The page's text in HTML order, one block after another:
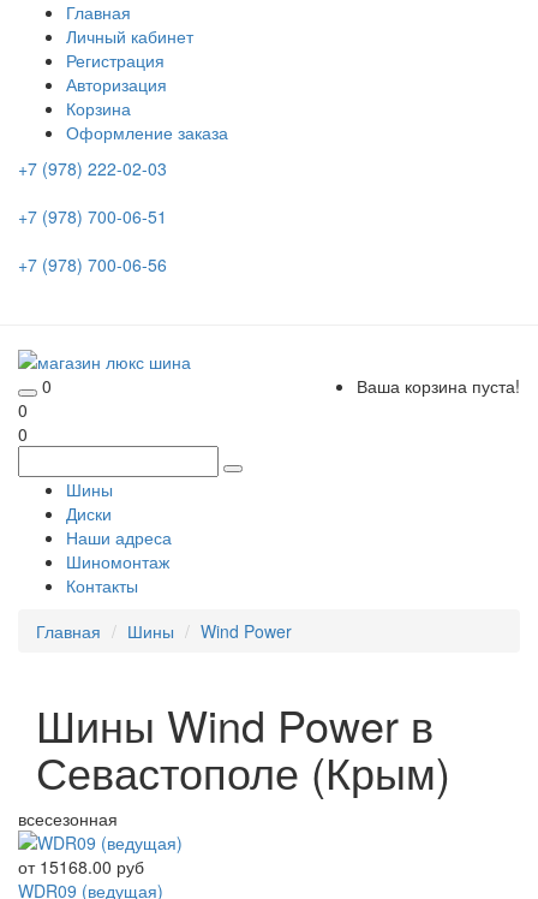
Главная
Личный кабинет
Регистрация
Авторизация
Корзина
Оформление заказа
+7 (978) 222-02-03
+7 (978) 700-06-51
+7 (978) 700-06-56
0
Ваша корзина пуста!
0
0
Шины
Диски
Наши адреса
Шиномонтаж
Контакты
Главная
Шины Wind Power
Шины Wind Power в
Севастополе (Крым)
всесезонная
от 15168.00 руб
WDR09 (ведущая)